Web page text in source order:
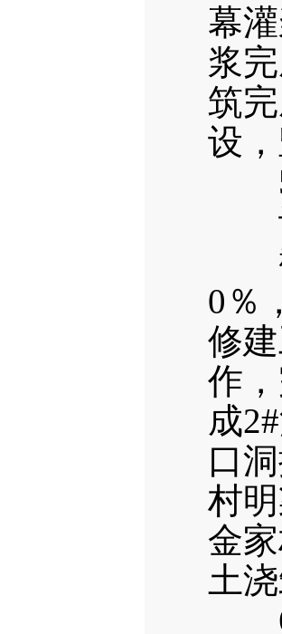
幕
浆
筑
设
5.
计
截
0％
修
作
成
口
村
金
土
6.